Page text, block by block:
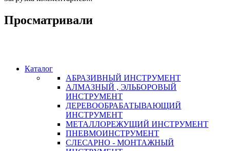
Просматривали
Каталог
АБРАЗИВНЫЙ ИНСТРУМЕНТ
АЛМАЗНЫЙ , ЭЛЬБОРОВЫЙ
ИНСТРУМЕНТ
ДЕРЕВООБРАБАТЫВАЮЩИЙ
ИНСТРУМЕНТ
МЕТАЛЛОРЕЖУЩИЙ ИНСТРУМЕНТ
ПНЕВМОИНСТРУМЕНТ
СЛЕСАРНО - МОНТАЖНЫЙ